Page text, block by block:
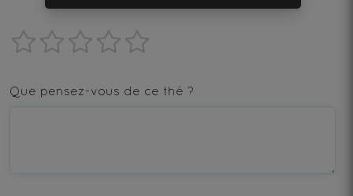
star
—
—
stars
Que pensez-vous de ce thé ?